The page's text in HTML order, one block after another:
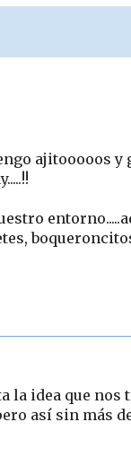
ajitooooos
la idea que nos
así sin más